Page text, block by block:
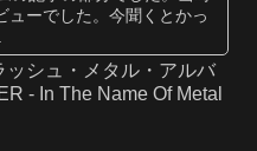
ューでした。今聞くとかっ
シュ・メタル・アルバ
- In The Name Of Metal